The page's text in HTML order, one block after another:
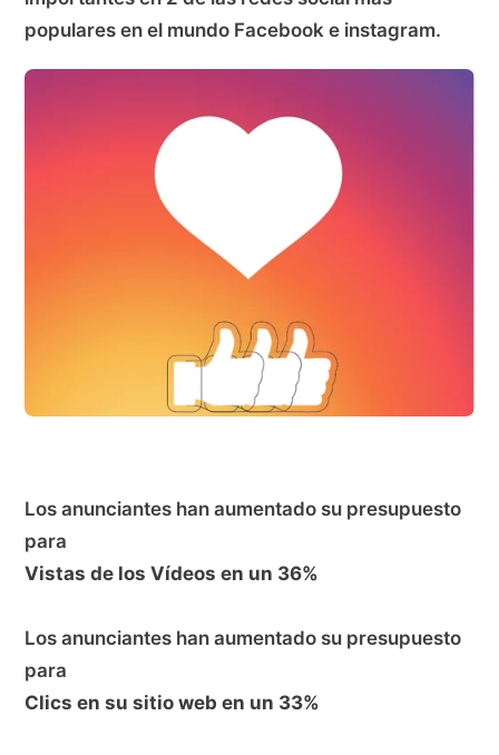
populares en el mundo Facebook e instagram.
Los anunciantes han aumentado su presupuesto
para
Vistas de los Vídeos en un 36%
Los anunciantes han aumentado su presupuesto
para
Clics en su sitio web en un 33%